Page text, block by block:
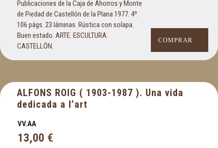
Publicaciones de la Caja de Ahorros y Monte
de Piedad de Castellón de la Plana 1977. 4º.
106 págs. 23 láminas. Rústica con solapa.
Buen estado. ARTE. ESCULTURA.
CASTELLÓN.
COMPRAR
ALFONS ROIG ( 1903-1987 ). Una vida
dedicada a l’art
VV.AA
13,00 €